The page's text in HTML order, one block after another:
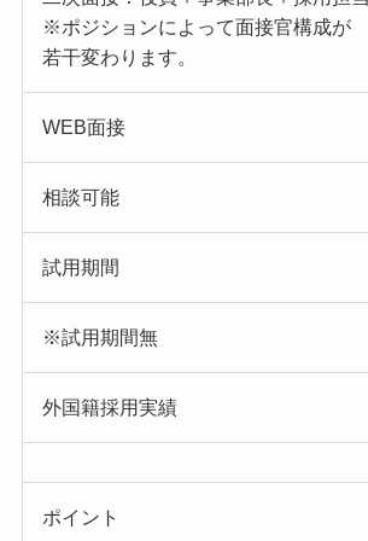
※ポジションによって面接官構成が
若干変わります。
WEB面接
相談可能
試用期間
※試用期間無
外国籍採用実績
ポイント